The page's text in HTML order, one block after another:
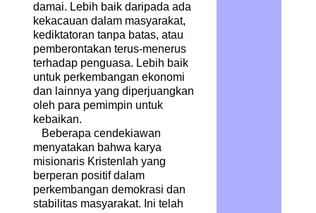
damai. Lebih baik daripada ada
kekacauan dalam masyarakat,
kediktatoran tanpa batas, atau
pemberontakan terus-menerus
terhadap penguasa. Lebih baik
untuk perkembangan ekonomi
dan lainnya yang diperjuangkan
oleh para pemimpin untuk
kebaikan.
Beberapa cendekiawan
menyatakan bahwa karya
misionaris Kristenlah yang
berperan positif dalam
perkembangan demokrasi dan
stabilitas masyarakat. Ini telah